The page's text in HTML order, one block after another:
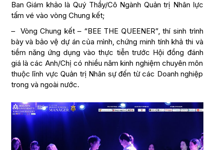
Ban Giám khảo là Quý Thầy/Cô Ngành Quản trị Nhân lực
tấm vé vào vòng Chung kết;
– Vòng Chung kết – “BEE THE QUEENER”, thí sinh trình
bày và bảo vệ dự án của mình, chứng minh tính khả thi và
tiềm năng ứng dụng vào thực tiễn trước Hội đồng đánh
giá là các Anh/Chị có nhiều năm kinh nghiệm chuyên môn
thuộc lĩnh vực Quản trị Nhân sự đến từ các Doanh nghiệp
trong và ngoài nước.